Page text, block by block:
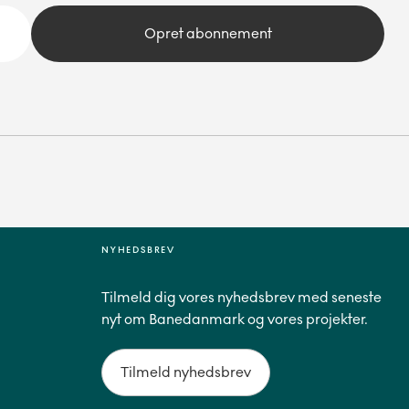
Opret abonnement
NYHEDSBREV
Tilmeld dig vores nyhedsbrev med seneste
nyt om Banedanmark og vores projekter.
Tilmeld nyhedsbrev